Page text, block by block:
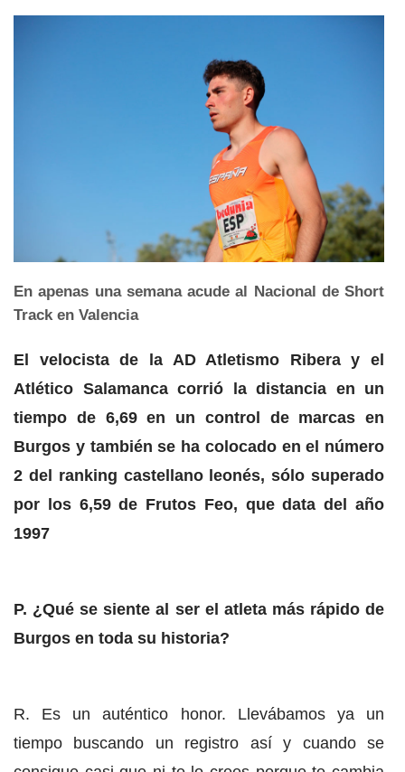
En apenas una semana acude al Nacional de Short
Track en Valencia
El velocista de la AD Atletismo Ribera y el
Atlético Salamanca corrió la distancia en un
tiempo de 6,69 en un control de marcas en
Burgos y también se ha colocado en el número
2 del ranking castellano leonés, sólo superado
por los 6,59 de Frutos Feo, que data del año
1997
P. ¿Qué se siente al ser el atleta más rápido de
Burgos en toda su historia?
R. Es un auténtico honor. Llevábamos ya un
tiempo buscando un registro así y cuando se